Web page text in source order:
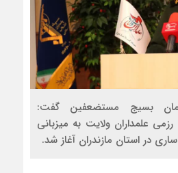
بسیج مستضعفین گفت:
علمداران ولایت به میزبانی
ساری در استان مازندران آغاز شد.